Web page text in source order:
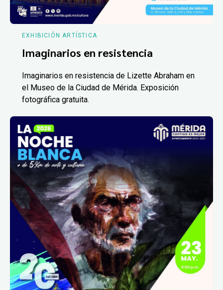
EXHIBICIÓN ARTÍSTICA
Imaginarios en resistencia
Imaginarios en resistencia de Lizette Abraham en
el Museo de la Ciudad de Mérida. Exposición
fotográfica gratuita.